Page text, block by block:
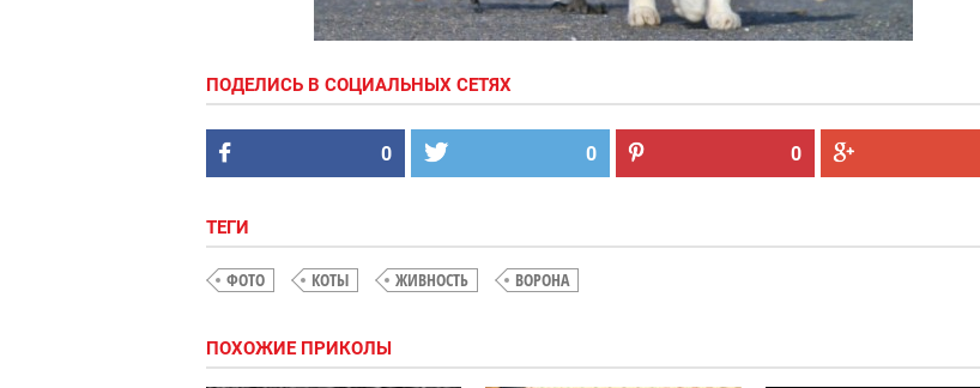
ПОДЕЛИСЬ В СОЦИАЛЬНЫХ СЕТЯХ
0 0 0
ТЕГИ
ФОТО КОТЫ ЖИВНОСТЬ ВОРОНА
ПОХОЖИЕ ПРИКОЛЫ